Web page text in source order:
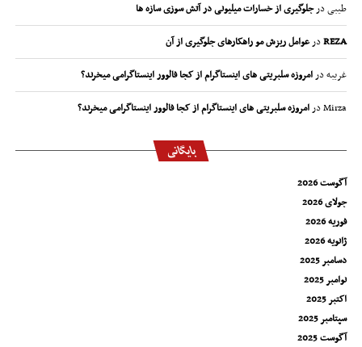
طیبیدرجلوگیری از خسارات میلیونی در آتش سوزی سازه ها
REZAدرعوامل ریزش مو راهکارهای جلوگیری از آن
غریبهدرامروزه سلبریتی های اینستاگرام از کجا فالوور اینستاگرامی میخرند؟
Mirzaدرامروزه سلبریتی های اینستاگرام از کجا فالوور اینستاگرامی میخرند؟
بایگانی
آگوست 2026
جولای 2026
فوریه 2026
ژانویه 2026
دسامبر 2025
نوامبر 2025
اکتبر 2025
سپتامبر 2025
آگوست 2025